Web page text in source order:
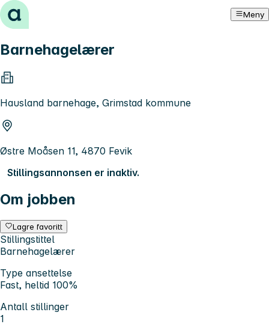
Hopp til innhold Meny
Barnehagelærer
Hausland barnehage, Grimstad kommune
Østre Moåsen 11, 4870 Fevik
Stillingsannonsen er inaktiv.
Om jobben
Lagre favoritt
Stillingstittel
Barnehagelærer
Type ansettelse
Fast, heltid 100%
Antall stillinger
1